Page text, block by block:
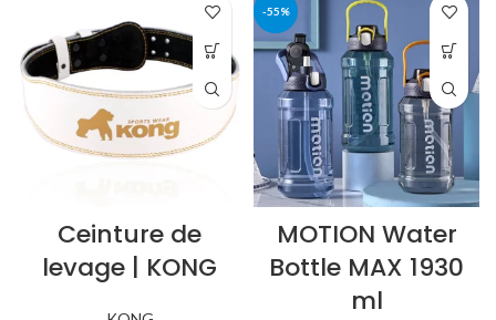
Ceinture de
levage | KONG
-55%
MOTION Water
Bottle MAX 1930
ml